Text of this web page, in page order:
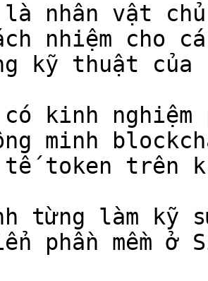
là nhân vật
nhiệm cho
kỹ thuật
có kinh
minh
token trên
từng làm kỹ
phần mềm ở